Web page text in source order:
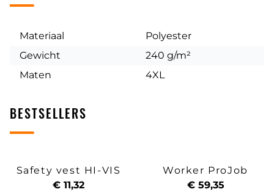
Materiaal
Polyester
Gewicht
240 g/m²
Maten
4XL
BESTSELLERS
Safety vest HI-VIS
€ 11,32
Worker ProJob
€ 59,35